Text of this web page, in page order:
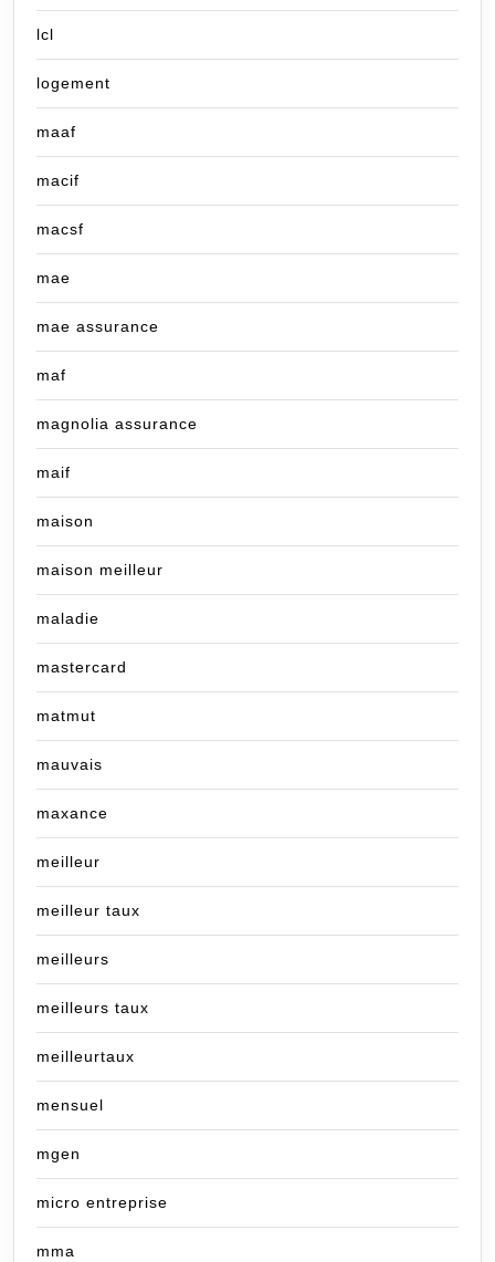
lcl
logement
maaf
macif
macsf
mae
mae assurance
maf
magnolia assurance
maif
maison
maison meilleur
maladie
mastercard
matmut
mauvais
maxance
meilleur
meilleur taux
meilleurs
meilleurs taux
meilleurtaux
mensuel
mgen
micro entreprise
mma